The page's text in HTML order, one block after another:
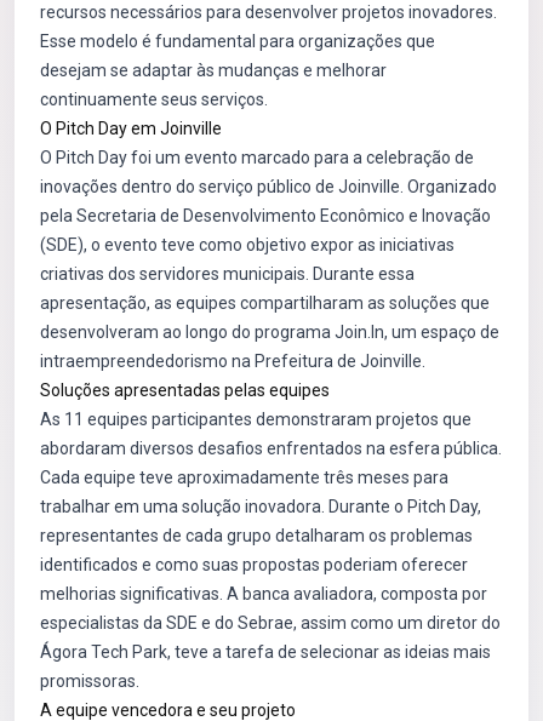
recursos necessários para desenvolver projetos inovadores.
Esse modelo é fundamental para organizações que
desejam se adaptar às mudanças e melhorar
continuamente seus serviços.
O Pitch Day em Joinville
O Pitch Day foi um evento marcado para a celebração de
inovações dentro do serviço público de Joinville. Organizado
pela Secretaria de Desenvolvimento Econômico e Inovação
(SDE), o evento teve como objetivo expor as iniciativas
criativas dos servidores municipais. Durante essa
apresentação, as equipes compartilharam as soluções que
desenvolveram ao longo do programa Join.In, um espaço de
intraempreendedorismo na Prefeitura de Joinville.
Soluções apresentadas pelas equipes
As 11 equipes participantes demonstraram projetos que
abordaram diversos desafios enfrentados na esfera pública.
Cada equipe teve aproximadamente três meses para
trabalhar em uma solução inovadora. Durante o Pitch Day,
representantes de cada grupo detalharam os problemas
identificados e como suas propostas poderiam oferecer
melhorias significativas. A banca avaliadora, composta por
especialistas da SDE e do Sebrae, assim como um diretor do
Ágora Tech Park, teve a tarefa de selecionar as ideias mais
promissoras.
A equipe vencedora e seu projeto